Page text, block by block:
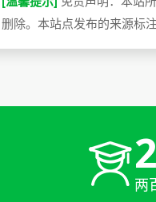
删除。本站点发布的来源标
两